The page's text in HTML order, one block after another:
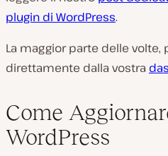
plugin di WordPress.
La maggior parte delle
direttamente dalla vostra
Come
WordPress